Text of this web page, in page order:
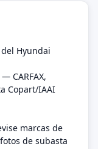
Hyundai
CARFAX,
Copart/IAAI
marcas de
de subasta